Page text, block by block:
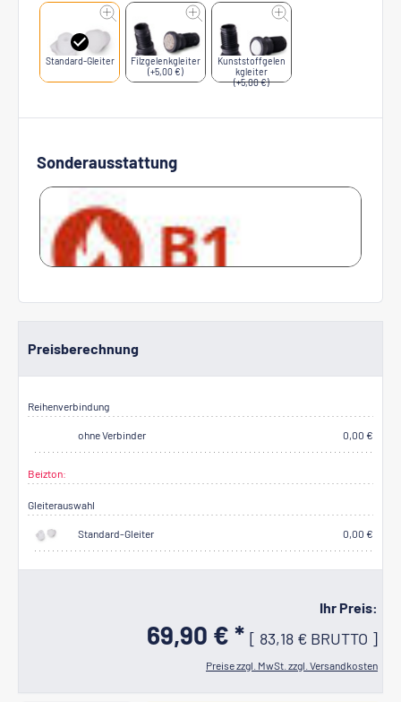
Standard-Gleiter
Filzgelenkgleiter
(+5,00 €)
Kunststoffgelen
kgleiter
(+5,00 €)
Sonderausstattung
Lackierung nach B1
Preisberechnung
Reihenverbindung
ohne Verbinder 0,00 €
Beizton:
Gleiterauswahl
Standard-Gleiter 0,00 €
Ihr Preis:
69,90 € * [ 83,18 € BRUTTO ]
Preise zzgl. MwSt. zzgl. Versandkosten